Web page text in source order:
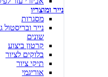
נייר ומוצריו
מסגרות
נייר ובריסטול
שונים
קרטון ביצוע
בלוקים לציור
תיקי ציור
אוריגמי